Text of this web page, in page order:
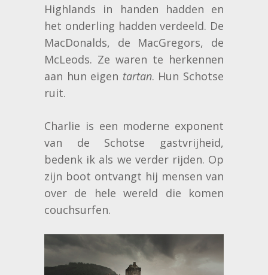
Highlands in handen hadden en
het onderling hadden verdeeld. De
MacDonalds, de MacGregors, de
McLeods. Ze waren te herkennen
aan hun eigen tartan. Hun Schotse
ruit.
Charlie is een moderne exponent
van de Schotse gastvrijheid,
bedenk ik als we verder rijden. Op
zijn boot ontvangt hij mensen van
over de hele wereld die komen
couchsurfen.